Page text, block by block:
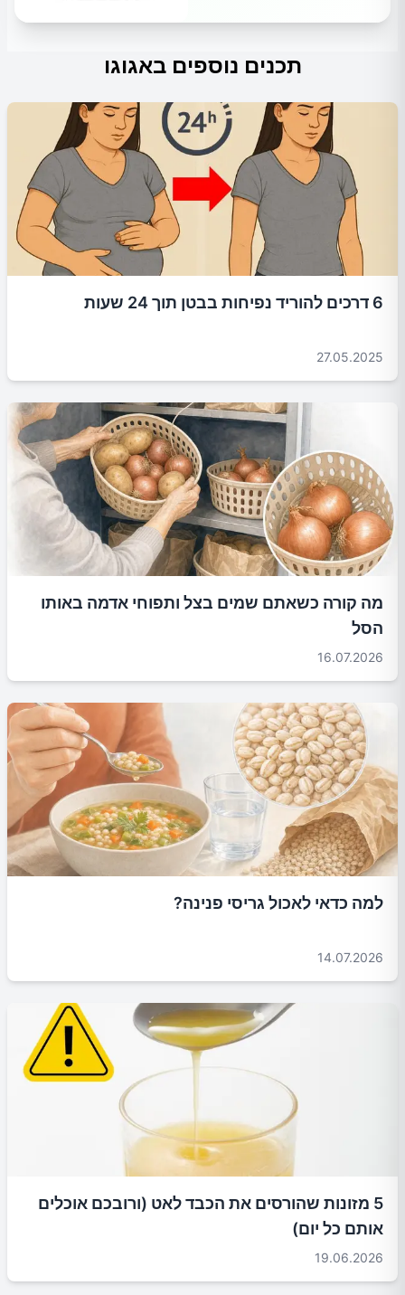
תכנים נוספים באגוגו
6 דרכים להוריד נפיחות בבטן תוך 24 שעות
27.05.2025
מה קורה כשאתם שמים בצל ותפוחי אדמה באותו
הסל
16.07.2026
למה כדאי לאכול גריסי פנינה?
14.07.2026
5 מזונות שהורסים את הכבד לאט (ורובכם אוכלים
אותם כל יום)
19.06.2026